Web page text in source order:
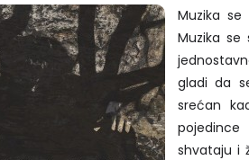
Muzika
Muzika se
gladi da
srećan
shvataju i